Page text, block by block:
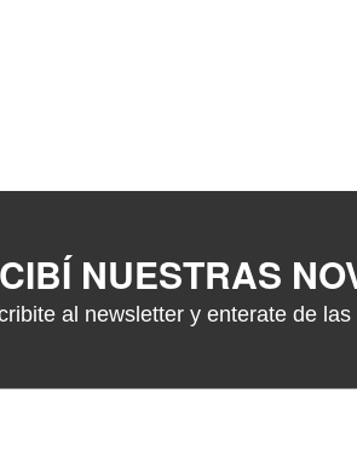
NUESTRAS
al newsletter y enterate de